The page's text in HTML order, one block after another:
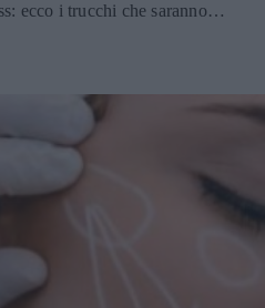
ecco i trucchi che saranno